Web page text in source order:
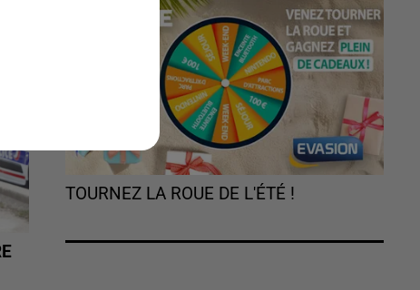
TOURNEZ LA ROUE DE L'ÉTÉ !